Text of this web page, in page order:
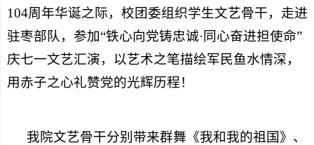
104周年华诞之际，校团委组织学生文艺骨干，走进
驻枣部队，参加“铁心向党铸忠诚·同心奋进担使命”
庆七一文艺汇演，以艺术之笔描绘军民鱼水情深，
用赤子之心礼赞党的光辉历程！
我院文艺骨干分别带来群舞《我和我的祖国》、